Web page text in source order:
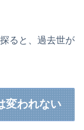
ると、過去世が
変われない